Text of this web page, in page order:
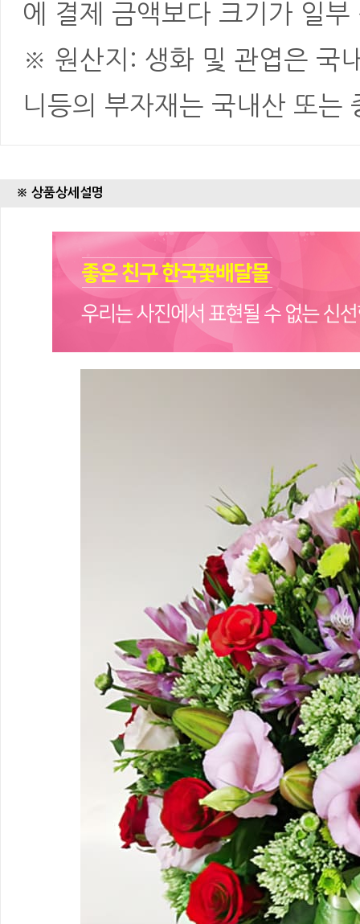
에 결제 금액보다 크기가 일
※ 원산지: 생화 및 관엽은 국
니등의 부자재는 국내산 또는
※ 상품상세설명